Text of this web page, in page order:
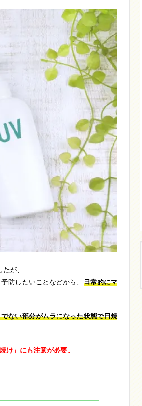
が、
防したいことなどから、 日常的にマ
ない部分がムラになった状態で日焼
け」にも注意が必要。